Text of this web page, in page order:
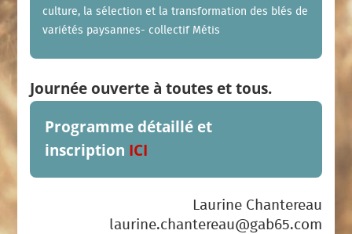
culture, la sélection et la transformation des blés de
variétés paysannes- collectif Métis
Journée ouverte à toutes et tous.
Programme détaillé et
inscription ICI
Laurine Chantereau
laurine.chantereau@gab65.com